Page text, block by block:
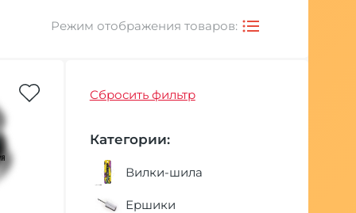
Режим отображения товаров:
Сбросить фильтр
Категории:
Вилки-шила
Ершики